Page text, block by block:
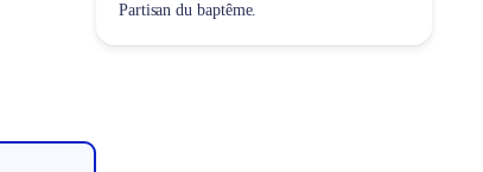
Partisan du baptême.